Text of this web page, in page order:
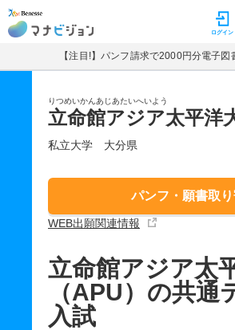
マナビジョン ログイン
【注目!】パンフ請求で2000円分電子図
りつめいかんあじあたいへいよう
立命館アジア太平洋
私立大学 大分県
パンフ・願書取
WEB出願関連情報
立命館アジア太
（APU）の共通
入試